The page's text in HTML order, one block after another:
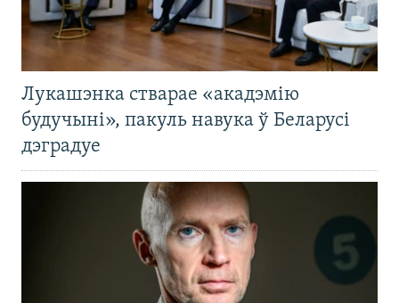
Лукашэнка стварае «акадэмію
будучыні», пакуль навука ў Беларусі
дэградуе